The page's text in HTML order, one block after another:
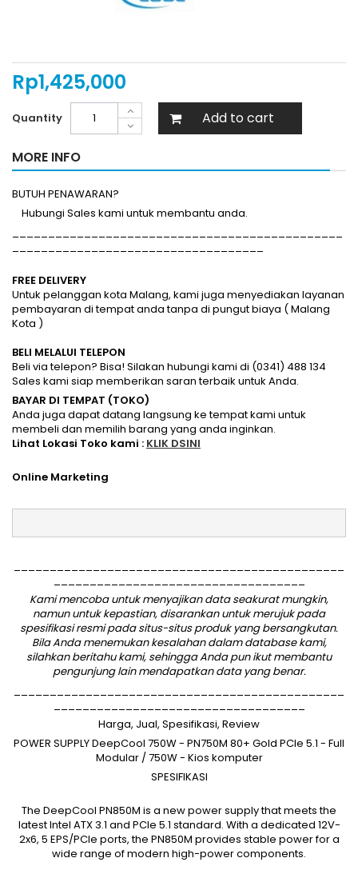
Rp‎1,425,000
Quantity Add to cart
MORE INFO
BUTUH PENAWARAN?
Hubungi Sales kami untuk membantu anda.
FREE DELIVERY
Untuk pelanggan kota Malang, kami juga menyediakan layanan
pembayaran di tempat anda tanpa di pungut biaya ( Malang
Kota )
BELI MELALUI TELEPON
Beli via telepon? Bisa! Silakan hubungi kami di (0341) 488 134
Sales kami siap memberikan saran terbaik untuk Anda.
BAYAR DI TEMPAT (TOKO)
Anda juga dapat datang langsung ke tempat kami untuk
membeli dan memilih barang yang anda inginkan.
Lihat Lokasi Toko kami : KLIK DSINI
Online Marketing
Kami mencoba untuk menyajikan data seakurat mungkin,
namun untuk kepastian, disarankan untuk merujuk pada
spesifikasi resmi pada situs-situs produk yang bersangkutan.
Bila Anda menemukan kesalahan dalam database kami,
silahkanberitahu kami, sehingga Anda pun ikut membantu
pengunjung lain mendapatkan data yang benar.
Harga, Jual, Spesifikasi, Review
POWER SUPPLY DeepCool 750W - PN750M 80+ Gold PCIe 5.1 - Full
Modular / 750W - Kios komputer
SPESIFIKASI
The DeepCool PN850M is a new power supply that meets the
latest Intel ATX 3.1 and PCIe 5.1 standard. With a dedicated 12V-
2x6, 5 EPS/PCIe ports, the PN850M provides stable power for a
wide range of modern high-power components.